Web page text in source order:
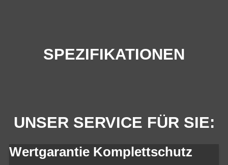
SPEZIFIKATIONEN
UNSER SERVICE FÜR SIE:
Wertgarantie Komplettschutz